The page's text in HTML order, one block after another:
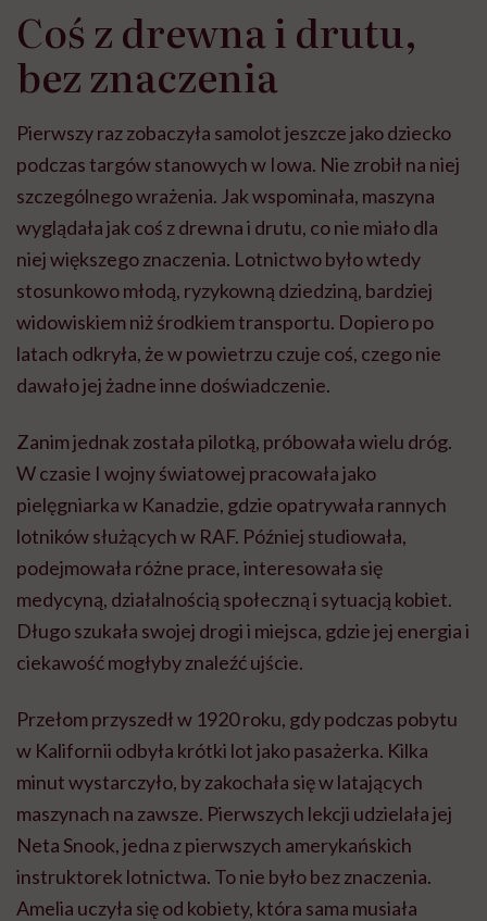
Coś z drewna i drutu,
bez znaczenia
Pierwszy raz zobaczyła samolot jeszcze jako dziecko
podczas targów stanowych w Iowa. Nie zrobił na niej
szczególnego wrażenia. Jak wspominała, maszyna
wyglądała jak coś z drewna i drutu, co nie miało dla
niej większego znaczenia. Lotnictwo było wtedy
stosunkowo młodą, ryzykowną dziedziną, bardziej
widowiskiem niż środkiem transportu. Dopiero po
latach odkryła, że w powietrzu czuje coś, czego nie
dawało jej żadne inne doświadczenie.
Zanim jednak została pilotką, próbowała wielu dróg.
W czasie I wojny światowej pracowała jako
pielęgniarka w Kanadzie, gdzie opatrywała rannych
lotników służących w RAF. Później studiowała,
podejmowała różne prace, interesowała się
medycyną, działalnością społeczną i sytuacją kobiet.
Długo szukała swojej drogi i miejsca, gdzie jej energia i
ciekawość mogłyby znaleźć ujście.
Przełom przyszedł w 1920 roku, gdy podczas pobytu
w Kalifornii odbyła krótki lot jako pasażerka. Kilka
minut wystarczyło, by zakochała się w latających
maszynach na zawsze. Pierwszych lekcji udzielała jej
Neta Snook, jedna z pierwszych amerykańskich
instruktorek lotnictwa. To nie było bez znaczenia.
Amelia uczyła się od kobiety, która sama musiała